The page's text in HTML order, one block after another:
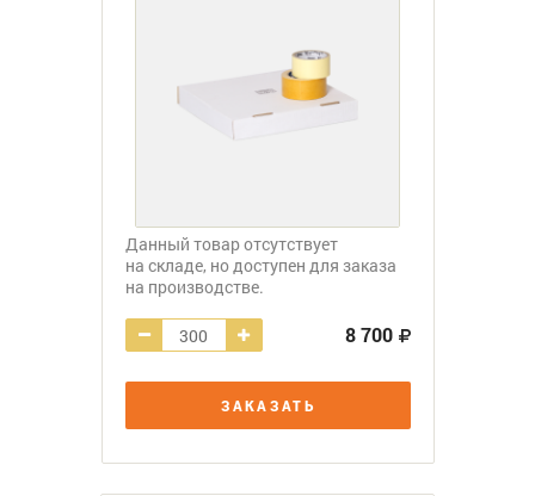
Данный товар отсутствует
на складе, но доступен для заказа
на производстве.
8 700
ЗАКАЗАТЬ